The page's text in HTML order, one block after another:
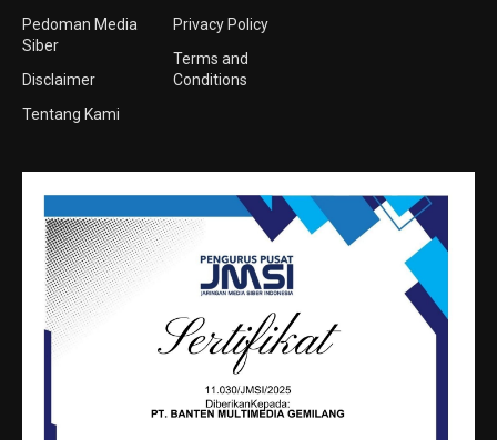
Pedoman Media
Siber
Disclaimer
Tentang Kami
Privacy Policy
Terms and
Conditions